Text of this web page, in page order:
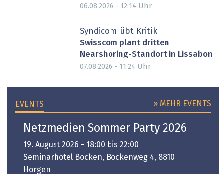
06.08.2026 - 12:14 Uhr
Syndicom übt Kritik
Swisscom plant dritten
Nearshoring-Standort in Lissabon
07.08.2026 - 11:24 Uhr
EVENTS » MEHR EVENTS
Netzmedien Sommer Party 2026
19. August 2026 - 18:00 bis 22:00
Seminarhotel Bocken, Bockenweg 4, 8810
Horgen